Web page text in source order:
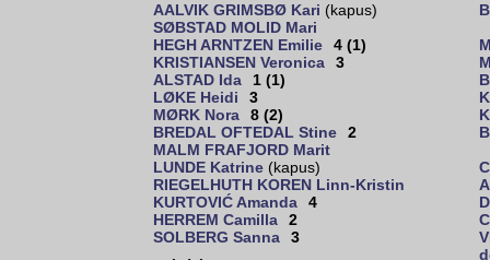
AALVIK GRIMSBØ Kari (kapus)
SØBSTAD MOLID Mari
HEGH ARNTZEN Emilie
4 (1)
KRISTIANSEN Veronica
3
ALSTAD Ida
1 (1)
LØKE Heidi
3
MØRK Nora
8 (2)
BREDAL OFTEDAL Stine
2
MALM FRAFJORD Marit
LUNDE Katrine (kapus)
RIEGELHUTH KOREN Linn-Kristin
KURTOVIĆ Amanda
4
HERREM Camilla
2
SOLBERG Sanna
3